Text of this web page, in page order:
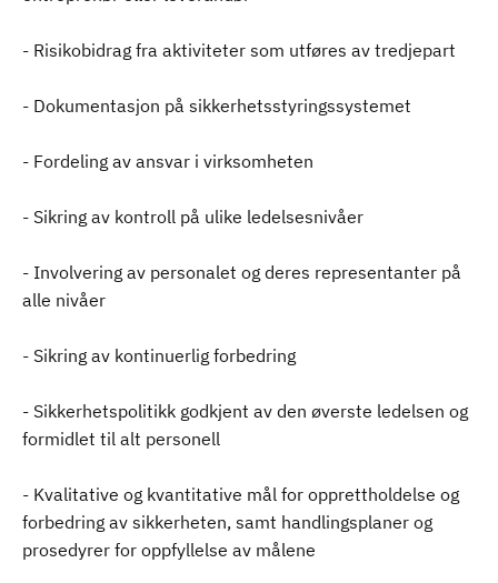
- Risikobidrag fra aktiviteter som utføres av tredjepart
- Dokumentasjon på sikkerhetsstyringssystemet
- Fordeling av ansvar i virksomheten
- Sikring av kontroll på ulike ledelsesnivåer
- Involvering av personalet og deres representanter på
alle nivåer
- Sikring av kontinuerlig forbedring
- Sikkerhetspolitikk godkjent av den øverste ledelsen og
formidlet til alt personell
- Kvalitative og kvantitative mål for opprettholdelse og
forbedring av sikkerheten, samt handlingsplaner og
prosedyrer for oppfyllelse av målene